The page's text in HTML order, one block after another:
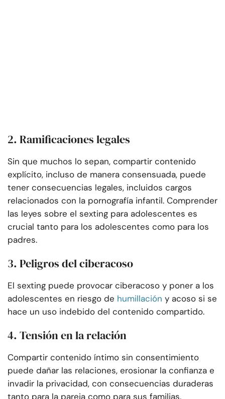
2. Ramificaciones legales
Sin que muchos lo sepan, compartir contenido
explícito, incluso de manera consensuada, puede
tener consecuencias legales, incluidos cargos
relacionados con la pornografía infantil. Comprender
las leyes sobre el sexting para adolescentes es
crucial tanto para los adolescentes como para los
padres.
3. Peligros del ciberacoso
El sexting puede provocar ciberacoso y poner a los
adolescentes en riesgo de humillación y acoso si se
hace un uso indebido del contenido compartido.
4. Tensión en la relación
Compartir contenido íntimo sin consentimiento
puede dañar las relaciones, erosionar la confianza e
invadir la privacidad, con consecuencias duraderas
tanto para la pareja como para sus familias.